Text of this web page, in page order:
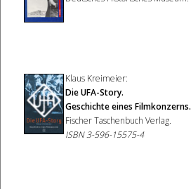
Klaus Kreimeier:
Die UFA-Story.
Geschichte eines Filmkonzerns.
Fischer Taschenbuch Verlag.
ISBN 3-596-15575-4